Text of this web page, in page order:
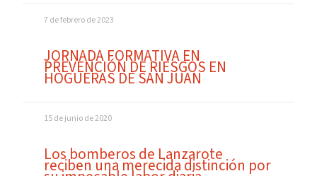
7 de febrero de 2023
JORNADA FORMATIVA EN
PREVENCIÓN DE RIESGOS EN
HOGUERAS DE SAN JUAN
15 de junio de 2020
Los bomberos de Lanzarote
reciben una merecida distinción por